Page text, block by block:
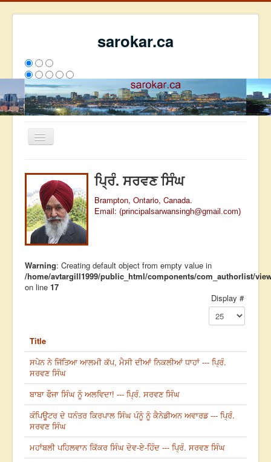
sarokar.ca
Toggle
ਰਚਨਾਵਾਂ
ਸਰੋਕਾਰ ਦੇ ਲੇਖਕ
ਸੰਪਰਕ
We have 259 guests and no members online
2792841
ਅੱਜ19 ਕੱਲ੍ਹ5139
ਪ੍ਰਿੰ. ਸਰਵਣ ਸਿੰਘ
Brampton, Ontario, Canada.
Email: (principalsarwansingh@gmail.com)
Warning: Creating default object from empty value in
/home/avtargill1999/public_html/components/com_authorlist/
on line 17
Display #
Title
ਸਪੇਨ ਨੇ ਜਿੱਤਿਆ ਆਲਮੀ ਕੱਪ, ਮੈਸੀ ਦੀਆਂ ਨਿਕਲੀਆਂ ਧਾਹਾਂ --- ਪ੍ਰਿੰ.
ਸਰਵਣ ਸਿੰਘ
ਬਾਬਾ ਫੌਜਾ ਸਿੰਘ ਨੂੰ ਅਲਵਿਦਾ! --- ਪ੍ਰਿੰ. ਸਰਵਣ ਸਿੰਘ
ਕੰਪਿਊਟਰ ਦੇ ਧਨੰਤਰ ਕਿਰਪਾਲ ਸਿੰਘ ਪੰਨੂੰ ਨੂੰ ਕੈਨੇਡੀਅਨ ਅਵਾਰਡ --- ਪ੍ਰਿੰ.
ਸਰਵਣ ਸਿੰਘ
ਮਹਾਂਬਲੀ ਪਹਿਲਵਾਨ ਕਿੱਕਰ ਸਿੰਘ ਦੇਵ-ਏ-ਹਿੰਦ --- ਪ੍ਰਿੰ. ਸਰਵਣ ਸਿੰਘ